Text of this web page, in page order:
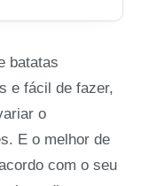
batatas
e fácil de fazer,
o
E o melhor de
com o seu